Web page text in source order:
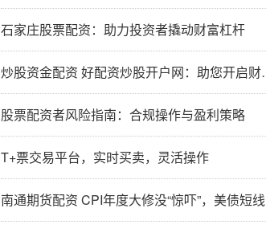
石家庄股票配资：助力投资者撬动财富杠杆
炒股资金配资 好配资炒股开户网：助您开启财富之路
股票配资者风险指南：合规操作与盈利策略
T+票交易平台，实时买卖，灵活操作
南通期货配资 CPI年度大修没“惊吓”，美债短线反弹，美股连涨五周，标普突破5000点大关，迎龙年中概股指全周涨超5%